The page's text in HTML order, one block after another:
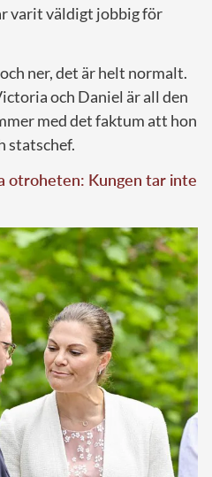
varit väldigt jobbig för
ner, det är helt normalt.
och Daniel är all den
med det faktum att hon
statschef.
otroheten: Kungen tar inte